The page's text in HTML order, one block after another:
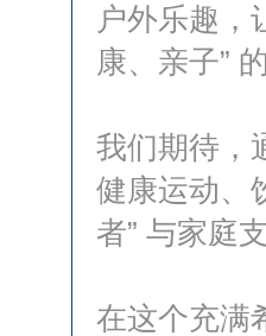
户外乐趣，
康、亲子”
我们期待，
健康运动、
者” 与家庭
在这个充满